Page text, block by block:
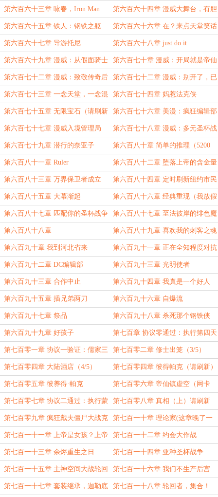
第六百六十三章 咏春，Iron Man 第六百六十四章 漫威大舞台，有胆
你就来
第六百六十五章 铁人：钢铁之躯 第六百六十六章 在？来点天堂笑话
第六百六十七章 导游托尼 第六百六十八章 just do it
第六百六十九章 漫威：从假面骑士
开始（补）
第六百七十章 漫威：开局就是帝仙
第六百七十二章 漫威：致敬传奇后
宫王
第六百七十二章 漫威：别开了，已
经要寄了（补）
第六百七十三章 一念天堂，一念混
沌王庭
第六百七十四章 妈惹法克侠
第六百七十五章 无限宝石（请刷新
一下）
第六百七十六章 美漫：疯狂编辑部
第六百七十七章 漫威入境管理局
（请刷新）
第六百七十八章 漫威：多元圣杯战
争（请刷新）
第六百七十九章 潜行的奈亚子 第六百八十章 简单的推理（5200
字）
第六百八十一章 Ruler 第六百八十二章 堕落上帝的含金量
还在上升
第六百八十三章 万界保卫者成立 第六百八十四章 定时刷新纽约市民
第六百八十五章 大幕渐起 第六百八十六章 经典重现（我放假
了,可以刷新一下）
第六百八十七章 匹配你的圣杯战争
对手（中秋快乐，还有一更，会晚
点）
第六百八十七章 至法彼岸的绯色魔
女（补）
第六百八十八章 第六百八十九章 喜欢我的刺客之魂
么？
第六百九十章 我到河北省来 第六百九十一章 正在全知程度对抗
堕落上帝，勿扰（请刷新）
第六百九十二章 DC编辑部 第六百九十三章 光明使者
第六百九十三章 合作中止 第六百九十四章 我真是一个好人
第六百九十五章 插兄弟两刀 第六百九十六章 自爆流
第六百九十七章 祭品 第六百九十八章 杀死那个钢铁侠
第六百九十九章 好孩子 第七百章 协议零通过：执行第四天
灾(1/5)
第七百零一章 协议一验证：儒家三
浪准予同行（2/5）
第七百零二章 修士出笼（3/5）
第七百零四章 大陆酒店（4/5） 第七百零四章 彼得帕克（请刷新）
第七百零五章 彼养得·帕克 第七百零六章 帝仙镇虚空（网卡
了，刷新一下）
第七百零七章 协议二通过：执行蒙
忘乐作战
第七百零八章 真相（上）请刷新
第七百零九章 疯狂戴夫僵尸大战克
苏鲁（真相·下）
第七百一十章 理论家(这章晚了一
点)
第七百一十一章 上帝是女孩？上帝
是宅男
第七百一十二章 约会大作战
第七百一十三章 余烬重生之日 第七百一十四章 亚种圣杯战争
第七百一十五章 主神空间大战轮回
空间
第七百一十六章 我们不生产后宫
第七百一十七章 套装继承，迦勒底 第七百一十八章 轮回者，集合！